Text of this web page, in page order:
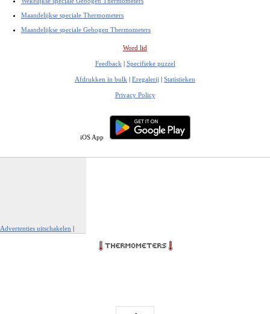
Maandelijkse speciale Thermometers
Maandelijkse speciale Gebogen Thermometers
Word lid
Feedback | Specifieke puzzel
Afdrukken in bulk | Eregalerij | Statistieken
Privacy Policy
iOS App
Advertenties uitschakelen |